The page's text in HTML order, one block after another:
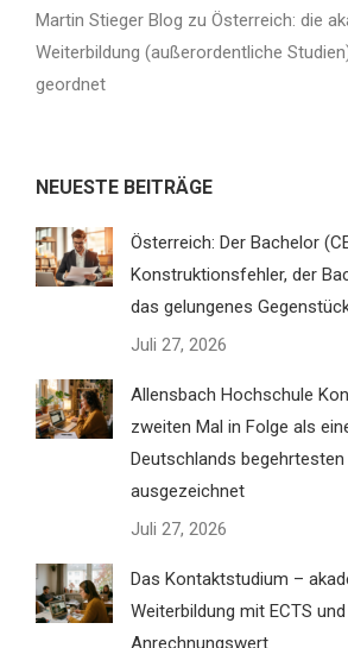
Martin Stieger Blog zu Österreich: die
Weiterbildung (außerordentliche
geordnet
NEUESTE BEITRÄGE
Österreich: Der Bachelor
Konstruktionsfehler, der
das gelungenes
Juli 27, 2026
Allensbach Hochschule
zweiten Mal in Folge als
Deutschlands
ausgezeichnet
Juli 27, 2026
Das Kontaktstudium –
Weiterbildung mit ECTS
Anrechnungswert